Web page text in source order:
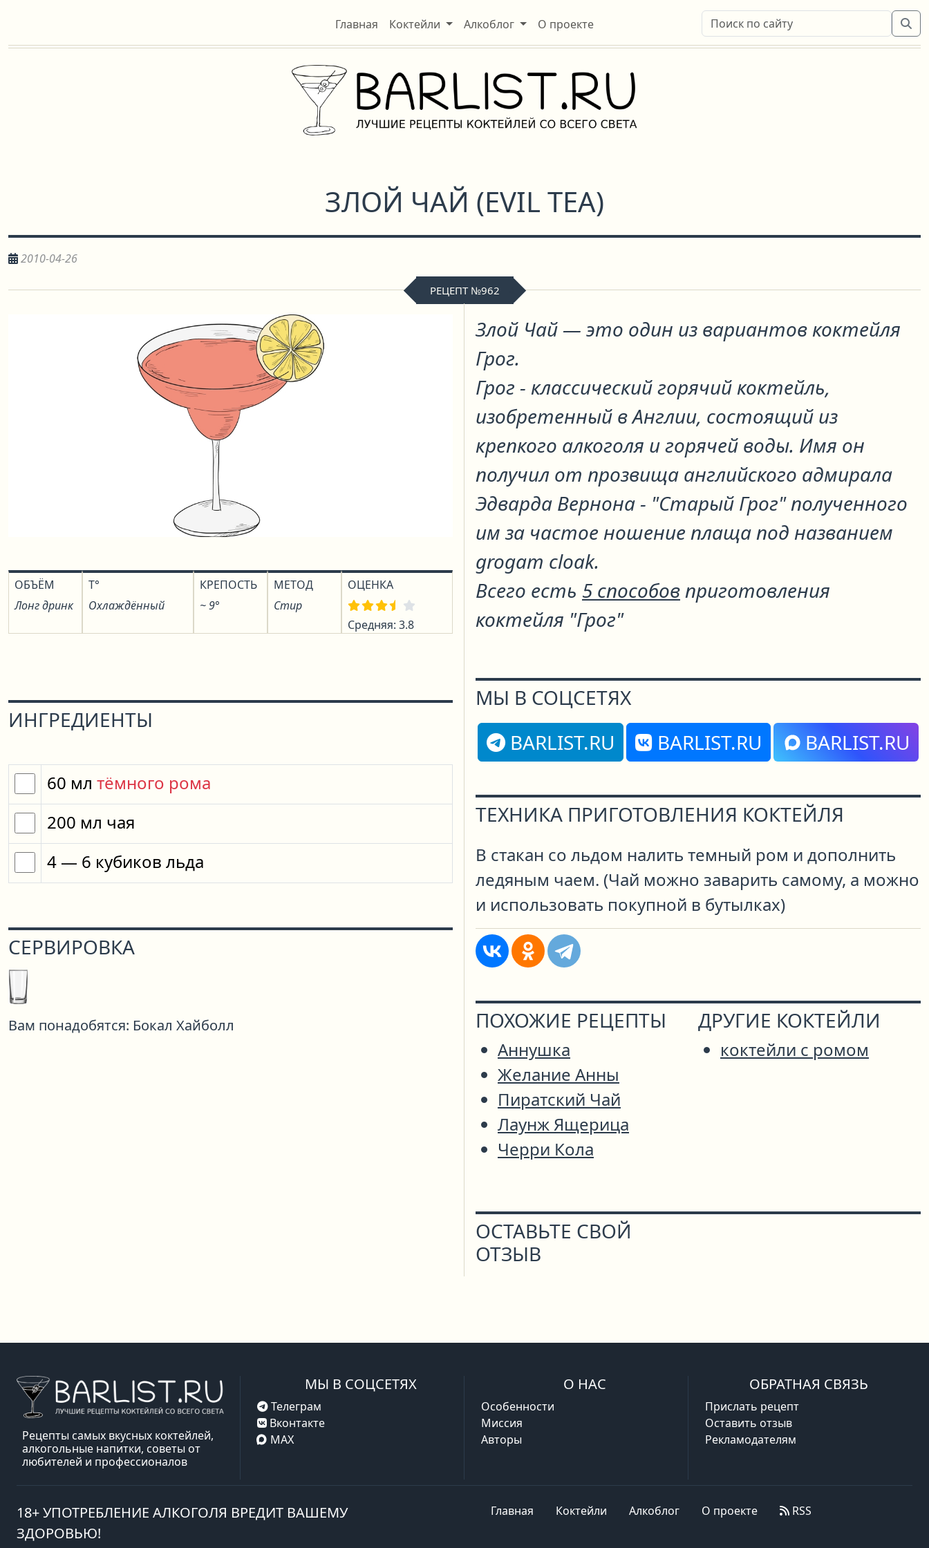
Главная Коктейли Алкоблог О проекте
ЗЛОЙ ЧАЙ (EVIL TEA)
2010-04-26
РЕЦЕПТ №962
ОБЪЁМ
Лонг дринк
T°
Охлаждённый
КРЕПОСТЬ
~ 9°
МЕТОД
Стир
ОЦЕНКА
Средняя: 3.8
ИНГРЕДИЕНТЫ
60 мл тёмного рома
200 мл чая
4 — 6 кубиков льда
СЕРВИРОВКА
Вам понадобятся: Бокал Хайболл
Злой Чай— это один из вариантов коктейля
Грог.
Грог - классический горячий коктейль,
изобретенный в Англии, состоящий из
крепкого алкоголя и горячей воды. Имя он
получил от прозвища английского адмирала
Эдварда Вернона - "Старый Грог" полученного
им за частое ношение плаща под названием
grogam cloak.
Всего есть 5 способовприготовления
коктейля "Грог"
МЫ В СОЦСЕТЯХ
BARLIST.RU
BARLIST.RU BARLIST.RU
ТЕХНИКА ПРИГОТОВЛЕНИЯ КОКТЕЙЛЯ
В стакан со льдом налить темный ром и дополнить
ледяным чаем. (Чай можно заварить самому, а можно
и использовать покупной в бутылках)
ПОХОЖИЕ РЕЦЕПТЫ
Аннушка
Желание Анны
Пиратский Чай
Лаунж Ящерица
Черри Кола
ДРУГИЕ КОКТЕЙЛИ
коктейли с ромом
ОСТАВЬТЕ СВОЙ
ОТЗЫВ
Рецепты самых вкусных коктейлей,
алкогольные напитки, советы от
любителей и профессионалов
МЫ В СОЦСЕТЯХ
Телеграм
Вконтакте
MAX
О НАС
Особенности
Миссия
Авторы
ОБРАТНАЯ СВЯЗЬ
Прислать рецепт
Оставить отзыв
Рекламодателям
18+ УПОТРЕБЛЕНИЕ АЛКОГОЛЯ ВРЕДИТ ВАШЕМУ
ЗДОРОВЬЮ!
Главная Коктейли Алкоблог О проекте RSS